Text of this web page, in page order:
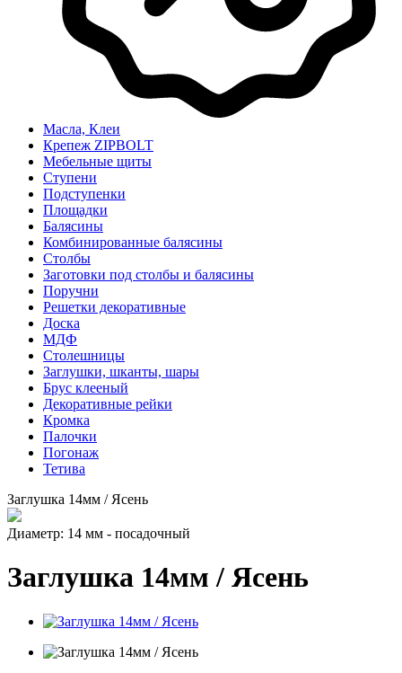
Масла, Клеи
Крепеж ZIPBOLT
Мебельные щиты
Ступени
Подступенки
Площадки
Балясины
Комбинированные балясины
Столбы
Заготовки под столбы и балясины
Поручни
Решетки декоративные
Доска
МДФ
Столешницы
Заглушки, шканты, шары
Брус клееный
Декоративные рейки
Кромка
Палочки
Погонаж
Тетива
Заглушка 14мм / Ясень
Диаметр: 14 мм - посадочный
Заглушка 14мм / Ясень